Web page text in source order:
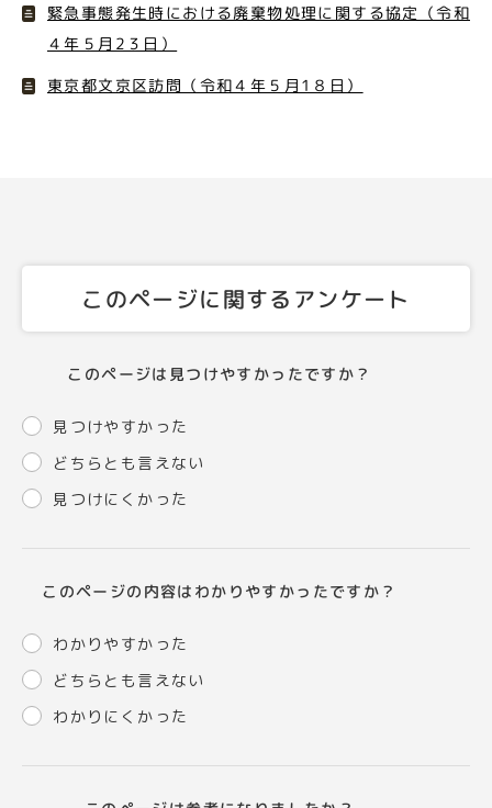
緊急事態発生時における廃棄物処理に関する協定（令和
４年５月2３日）
東京都文京区訪問（令和４年５月1８日）
このページに関するアンケート
このページは見つけやすかったですか？
見つけやすかった
どちらとも言えない
見つけにくかった
このページの内容はわかりやすかったですか？
わかりやすかった
どちらとも言えない
わかりにくかった